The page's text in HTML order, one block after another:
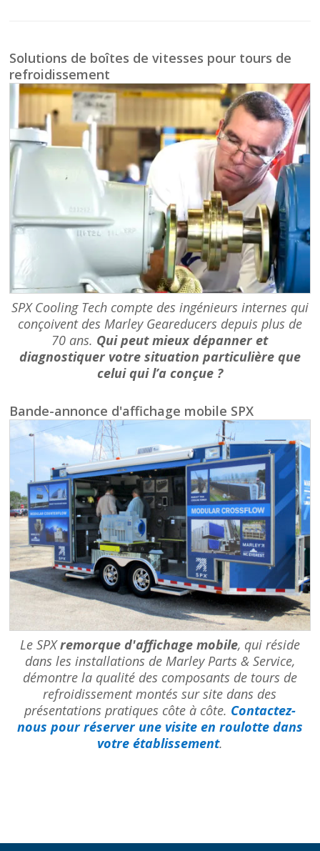
Solutions de boîtes de vitesses pour tours de
refroidissement
SPX Cooling Tech compte des ingénieurs internes qui
conçoivent des Marley Geareducers depuis plus de
70 ans. Qui peut mieux dépanner et
diagnostiquer votre situation particulière que
celui qui l’a conçue ?
Bande-annonce d'affichage mobile SPX
Le SPXremorque d'affichage mobile, qui réside
dans les installations de Marley Parts & Service,
démontre la qualité des composants de tours de
refroidissement montés sur site dans des
présentations pratiques côte à côte. Contactez-
nous pour réserver une visite en roulotte dans
votre établissement.